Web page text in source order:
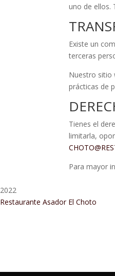
uno de ellos.
Existe un
terceras
Nuestro sitio
prácticas de
Tienes el
limitarla,
Para mayor
2022
Restaurante Asador El Choto